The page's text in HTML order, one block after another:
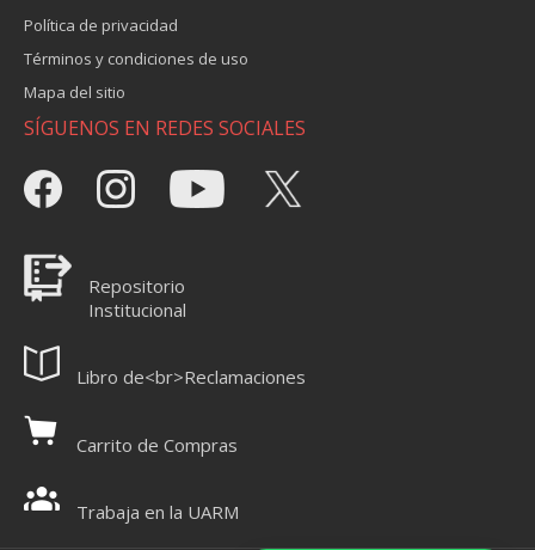
Política de privacidad
Términos y condiciones de uso
Mapa del sitio
SÍGUENOS EN REDES SOCIALES
Repositorio
Institucional
Libro de<br>Reclamaciones
Carrito de Compras
Trabaja en la UARM